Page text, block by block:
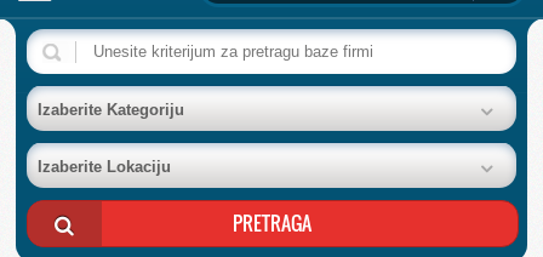
NASLOVNA
BAZA FIRMI
POSLOVNI OGLASI
AKCIJE I KATALOZI
Izaberite Kategoriju
Izaberite Lokaciju